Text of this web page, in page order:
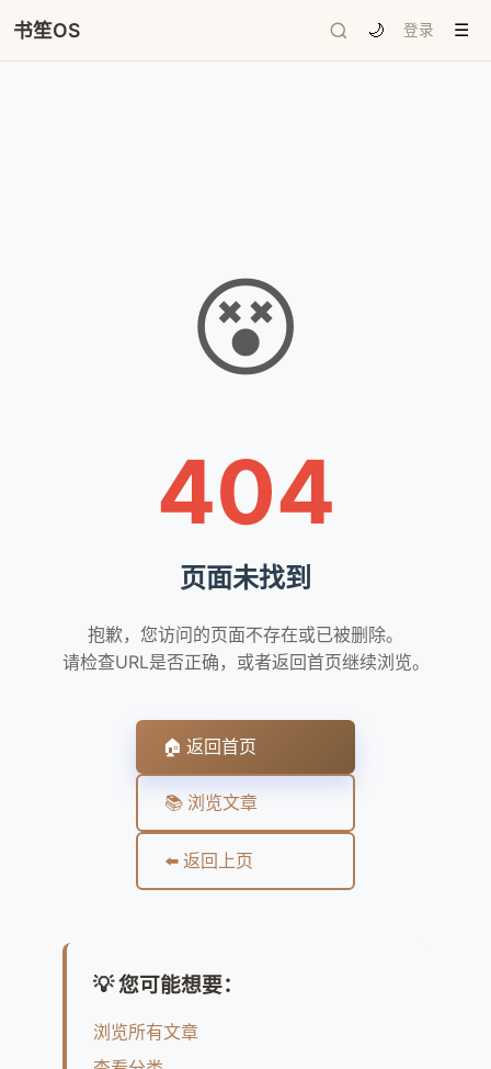
书笙OS 🌙 登录 ☰
😵
404
页面未找到
抱歉，您访问的页面不存在或已被删除。
请检查URL是否正确，或者返回首页继续浏览。
🏠 返回首页
📚 浏览文章
⬅️ 返回上页
💡 您可能想要：
浏览所有文章